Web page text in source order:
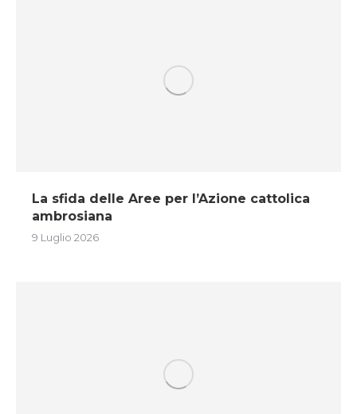
La sfida delle Aree per l’Azione cattolica
ambrosiana
9 Luglio 2026